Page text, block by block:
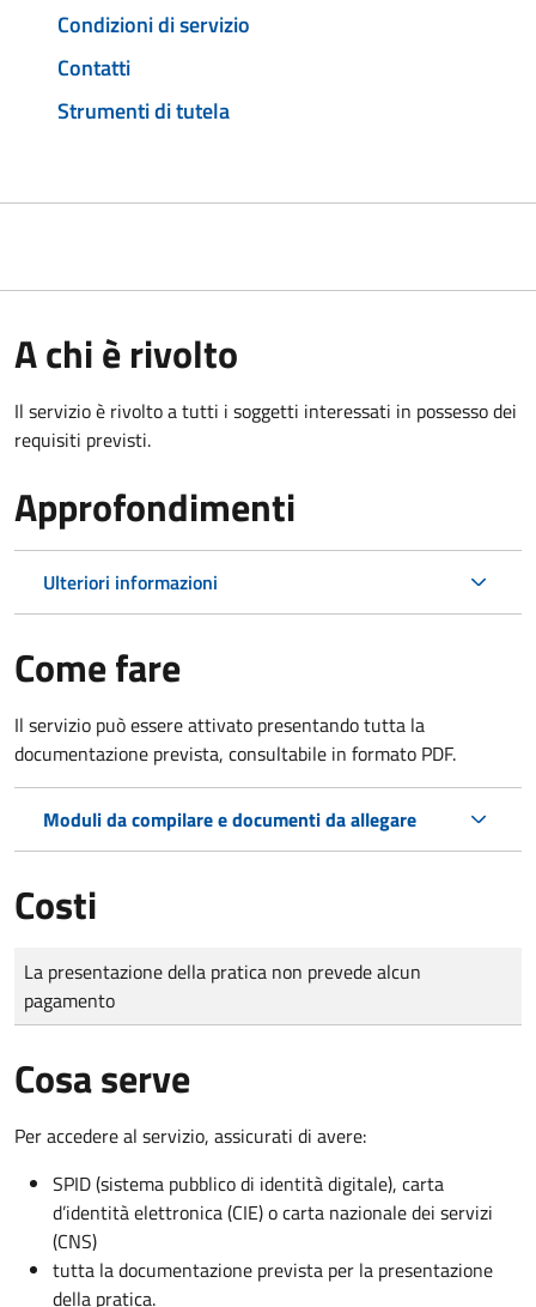
Condizioni di servizio
Contatti
Strumenti di tutela
A chi è rivolto
Il servizio è rivolto a tutti i soggetti interessati in possesso dei
requisiti previsti.
Approfondimenti
Ulteriori informazioni
Come fare
Il servizio può essere attivato presentando tutta la
documentazione prevista, consultabile in formato PDF.
Moduli da compilare e documenti da allegare
Costi
Tipo di pagamento
Importo
La presentazione della pratica non prevede alcun
pagamento
Cosa serve
Per accedere al servizio, assicurati di avere:
SPID (sistema pubblico di identità digitale), carta
d’identità elettronica (CIE) o carta nazionale dei servizi
(CNS)
tutta la documentazione prevista per la presentazione
della pratica.